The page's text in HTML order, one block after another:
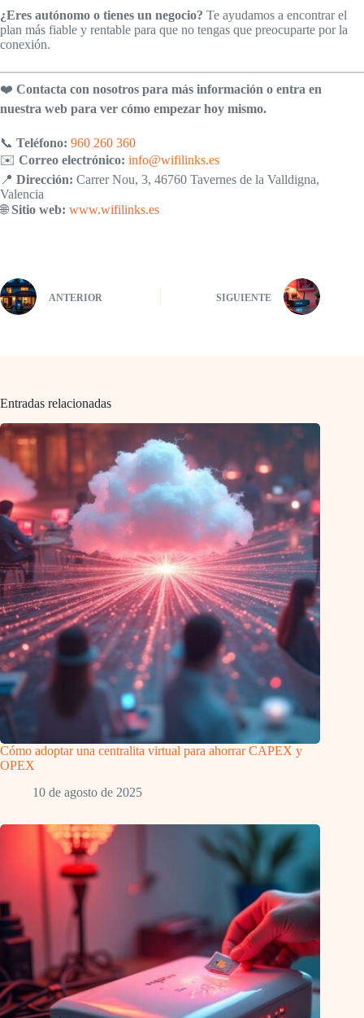
¿Eres autónomo o tienes un negocio? Te ayudamos a encontrar el
plan más fiable y rentable para que no tengas que preocuparte por la
conexión.
❤️ Contacta con nosotros para más información o entra en
nuestra web para ver cómo empezar hoy mismo.
📞 Teléfono: 960 260 360
✉️ Correo electrónico: info@wifilinks.es
📍 Dirección: Carrer Nou, 3, 46760 Tavernes de la Valldigna,
Valencia
🌐 Sitio web: www.wifilinks.es
ANTERIOR SIGUIENTE
Entradas relacionadas
Cómo adoptar una centralita virtual para ahorrar CAPEX y
OPEX
10 de agosto de 2025